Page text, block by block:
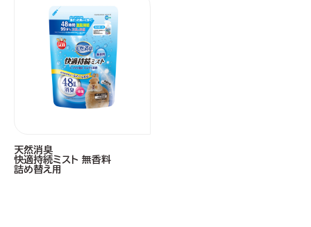
天然消臭
快適持続ミスト 無香料
詰め替え用